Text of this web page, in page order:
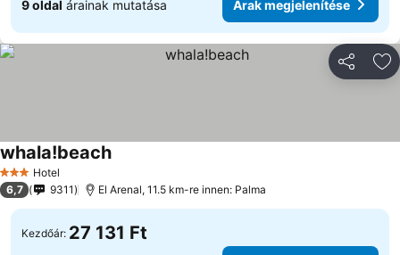
9 oldal árainak mutatása Árak megjelenítése
3 Kategória
Hotel
whala!beach
6,7 9311 El Arenal, 11.5 km-re innen: Palma
Kezdőár: 27 131 Ft